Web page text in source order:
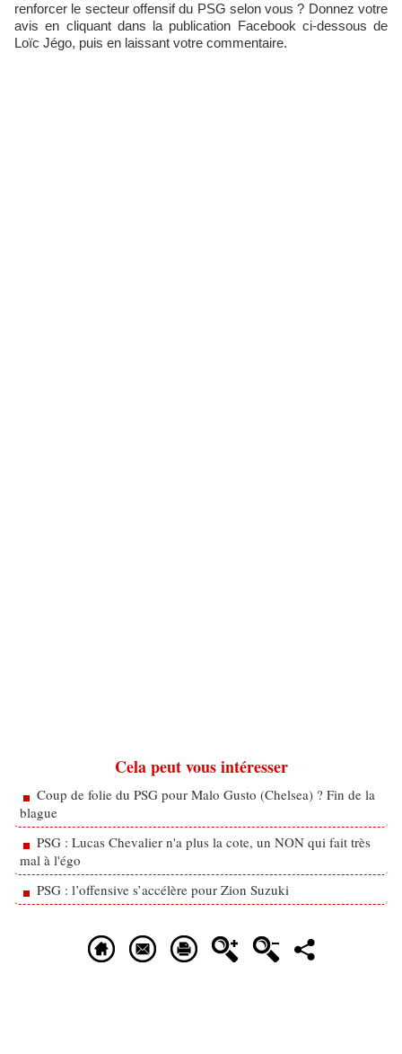
renforcer le secteur offensif du PSG selon vous ? Donnez votre
avis en cliquant dans la publication Facebook ci-dessous de
Loïc Jégo, puis en laissant votre commentaire.
Cela peut vous intéresser
Coup de folie du PSG pour Malo Gusto (Chelsea) ? Fin de la
blague
PSG : Lucas Chevalier n'a plus la cote, un NON qui fait très
mal à l'égo
PSG : l’offensive s’accélère pour Zion Suzuki